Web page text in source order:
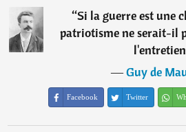
“Si la guerre est une
patriotisme ne serait-il
―Guy de
Facebook Twitter